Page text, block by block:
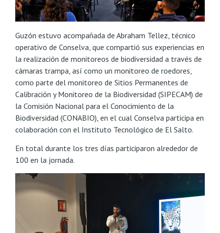
Guzón estuvo acompañada de Abraham Tellez, técnico
operativo de Conselva, que compartió sus experiencias en
la realización de monitoreos de biodiversidad a través de
cámaras trampa, así como un monitoreo de roedores,
como parte del monitoreo de Sitios Permanentes de
Calibración y Monitoreo de la Biodiversidad (SIPECAM) de
la Comisión Nacional para el Conocimiento de la
Biodiversidad (CONABIO), en el cual Conselva participa en
colaboración con el Instituto Tecnológico de El Salto.
En total durante los tres días participaron alrededor de
100 en la jornada.